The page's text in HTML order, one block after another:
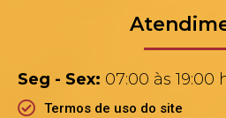
Seg - Sex: 07:00 às 19:00
Termos de uso do site